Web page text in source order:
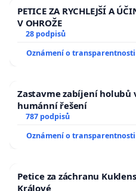
PETICE ZA RYCHLEJŠÍ A
V OHROŽE
28 podpisů
Oznámení o transparentnosti
Zastavme zabíjení holubů
humánní řešení
787 podpisů
Oznámení o transparentnosti
Petice za záchranu
Králové